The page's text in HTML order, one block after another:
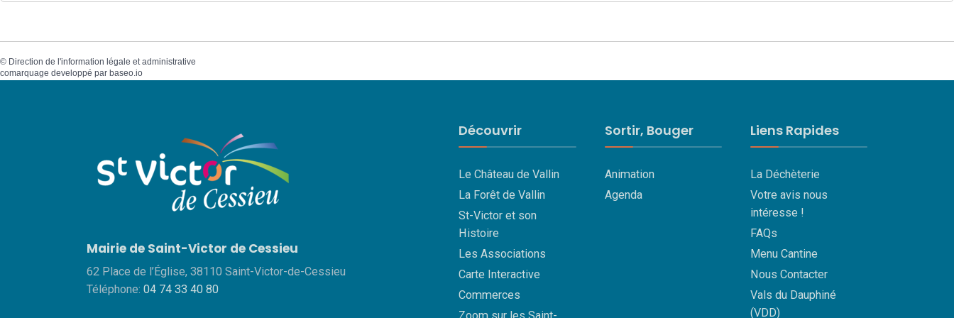
© Direction de l'information légale et administrative
comarquage developpé par baseo.io
Mairie de Saint-Victor de Cessieu
62 Place de l’Église, 38110 Saint-Victor-de-Cessieu
Téléphone: 04 74 33 40 80
Découvrir
Le Château de Vallin
La Forêt de Vallin
St-Victor et son
Histoire
Les Associations
Carte Interactive
Commerces
Sortir, Bouger
Animation
Agenda
Liens Rapides
La Déchèterie
Votre avis nous
intéresse !
FAQs
Menu Cantine
Nous Contacter
Vals du Dauphiné
(VDD)